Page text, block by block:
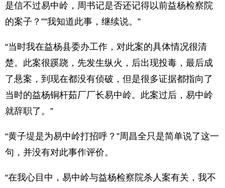
是信不过易中岭，周书记是否还记得以前益杨检察院
的案子？””我知道此事，继续说。”
“当时我在益杨县委办工作，对此案的具体情况很清
楚。此案很蹊跷，先发生纵火，后出现投毒，最后成
了悬案，到现在都没有侦破，但是很多证据都指向了
当时的益杨铜杆茹厂厂长易中岭。此案过后，易中岭
就辞职了。”
“黄子堤是为易中岭打招呼？”周昌全只是简单说了这一
句，并没有对此事作评价。
“在我心目中，易中岭与益杨检察院杀人案有关，我不